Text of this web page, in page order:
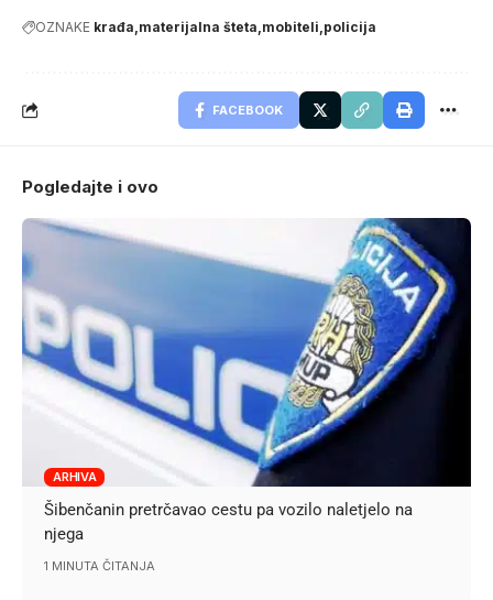
OZNAKE krađa materijalna šteta mobiteli policija
FACEBOOK
Pogledajte i ovo
ARHIVA
Šibenčanin pretrčavao cestu pa vozilo naletjelo na
njega
1 MINUTA ČITANJA